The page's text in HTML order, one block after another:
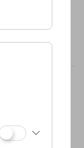
Säfte, Moste,